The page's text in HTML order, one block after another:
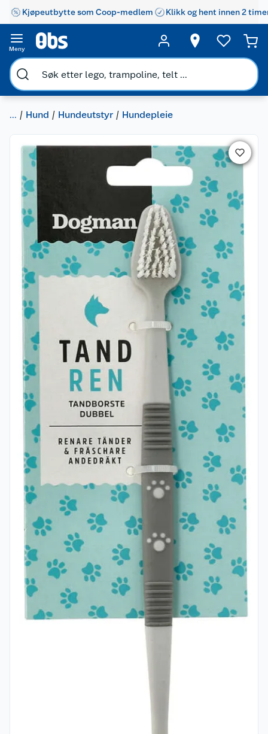
Kjøpeutbytte som Coop-medlem Klikk og hent innen 2
Meny
... Hund Hundeutstyr Hundepleie